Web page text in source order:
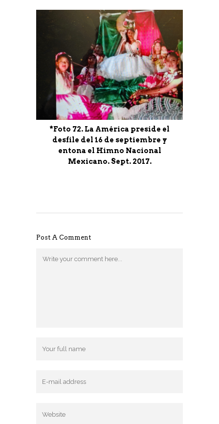
*Foto 72. La América preside el
desfile del 16 de septiembre y
entona el Himno Nacional
Mexicano. Sept. 2017.
Post A Comment